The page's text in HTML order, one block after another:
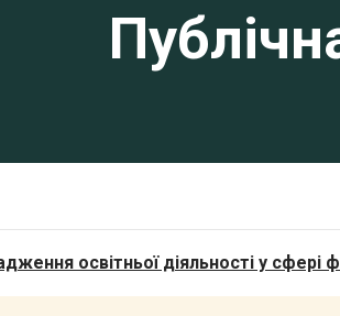
освітньої діяльності у сфері